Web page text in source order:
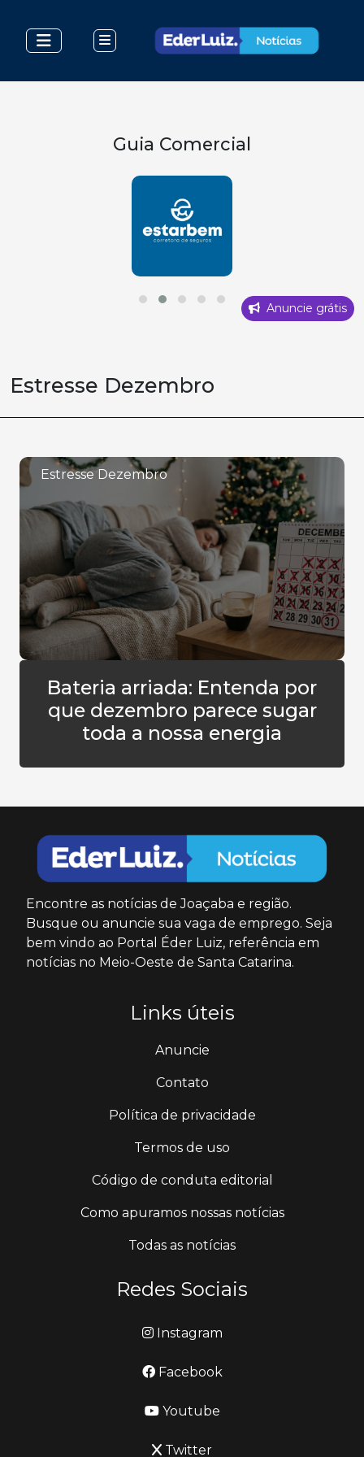
Guia Comercial
Anuncie grátis
Estresse Dezembro
Estresse Dezembro
Bateria arriada: Entenda por
que dezembro parece sugar
toda a nossa energia
Encontre as notícias de Joaçaba e região.
Busque ou anuncie sua vaga de emprego. Seja
bem vindo ao Portal Éder Luiz, referência em
notícias no Meio-Oeste de Santa Catarina.
Links úteis
Anuncie
Contato
Política de privacidade
Termos de uso
Código de conduta editorial
Como apuramos nossas notícias
Todas as notícias
Redes Sociais
Instagram
Facebook
Youtube
Twitter